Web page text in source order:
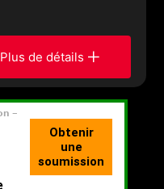
Plus de détails